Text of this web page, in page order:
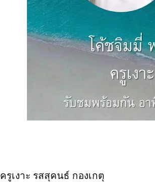
ครูเงาะ รสสุคนธ์ กองเกตุ